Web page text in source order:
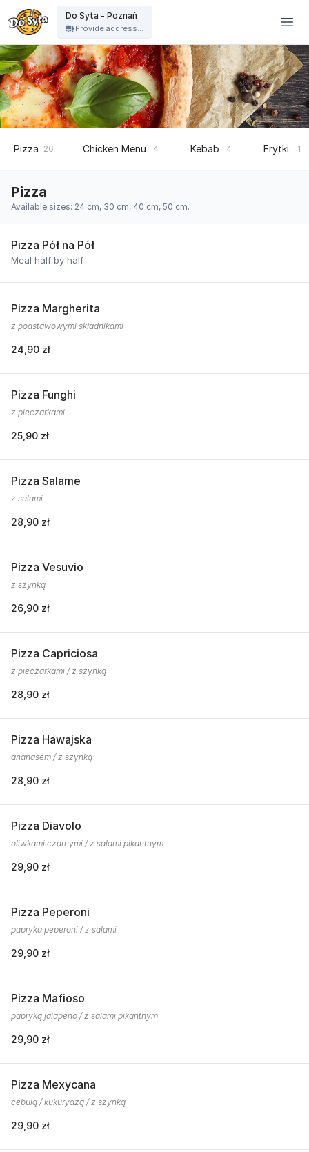
Do Syta - Poznań
Provide address...
Pizza 26 Chicken Menu 4 Kebab 4 Frytki 1
Pizza
Available sizes: 24 cm, 30 cm, 40 cm, 50 cm.
Pizza Pół na Pół
Meal half by half
Pizza Margherita
z podstawowymi składnikami
24,90 zł
Pizza Funghi
z pieczarkami
25,90 zł
Pizza Salame
z salami
28,90 zł
Pizza Vesuvio
z szynką
26,90 zł
Pizza Capriciosa
z pieczarkami / z szynką
28,90 zł
Pizza Hawajska
ananasem / z szynką
28,90 zł
Pizza Diavolo
oliwkami czarnymi / z salami pikantnym
29,90 zł
Pizza Peperoni
papryka peperoni / z salami
29,90 zł
Pizza Mafioso
papryką jalapeno / z salami pikantnym
29,90 zł
Pizza Mexycana
cebulą / kukurydzą / z szynką
29,90 zł